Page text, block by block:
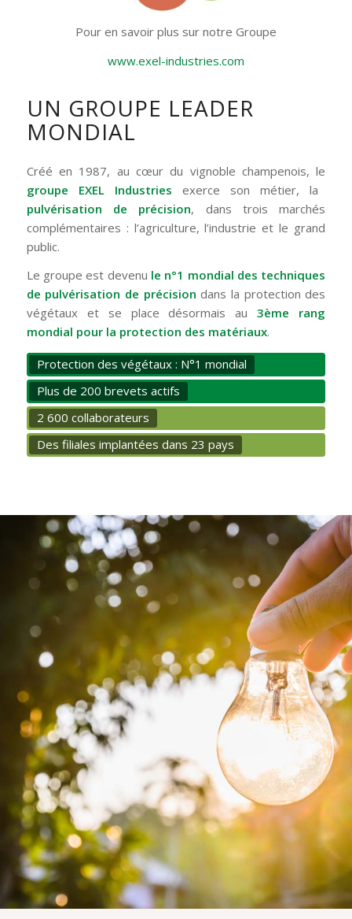
Pour en savoir plus sur notre Groupe
www.exel-industries.com
UN GROUPE LEADER
MONDIAL
Créé en 1987, au cœur du vignoble champenois, le
groupe EXEL Industries exerce son métier, la
pulvérisation de précision, dans trois marchés
complémentaires : l’agriculture, l’industrie et le grand
public.
Le groupe est devenu le n°1 mondial des techniques
de pulvérisation de précision dans la protection des
végétaux et se place désormais au3ème rang
mondial pour la protection des matériaux.
Protection des végétaux : N°1 mondial
Plus de 200 brevets actifs
2 600 collaborateurs
Des filiales implantées dans 23 pays